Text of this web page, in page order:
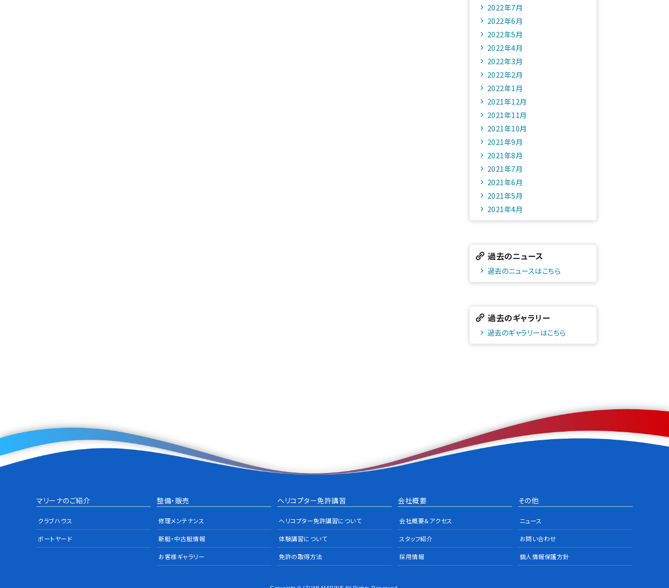
2022年7月
2022年6月
2022年5月
2022年4月
2022年3月
2022年2月
2022年1月
2021年12月
2021年11月
2021年10月
2021年9月
2021年8月
2021年7月
2021年6月
2021年5月
2021年4月
過去のニュース
過去のニュースはこちら
過去のギャラリー
過去のギャラリーはこちら
マリーナのご紹介
クラブハウス
ボートヤード
整備・販売
修理メンテナンス
新艇・中古艇情報
お客様ギャラリー
ヘリコプター免許講習
ヘリコプター免許講習について
体験講習について
免許の取得方法
会社概要
会社概要＆アクセス
スタッフ紹介
採用情報
その他
ニュース
お問い合わせ
個人情報保護方針